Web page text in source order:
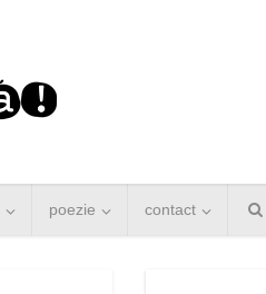
poezie contact